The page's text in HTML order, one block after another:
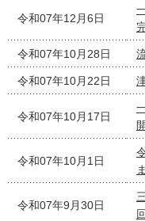
令和07年12月6日
令和07年10月28日
令和07年10月22日
令和07年10月17日
令和07年10月1日
令和07年9月30日